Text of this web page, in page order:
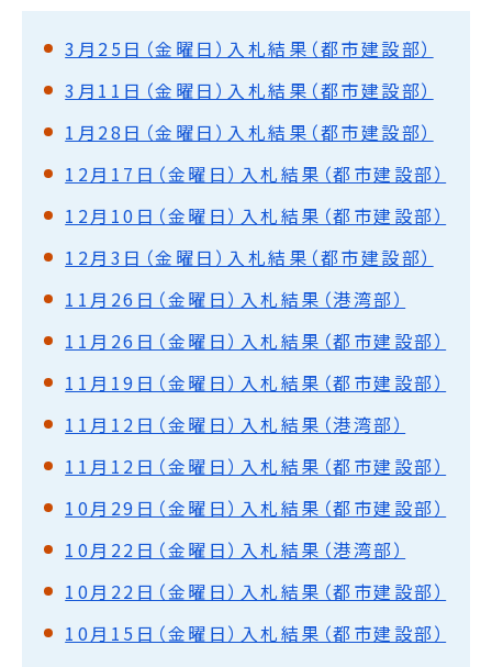
3月25日（金曜日）入札結果（都市建設部）
3月11日（金曜日）入札結果（都市建設部）
1月28日（金曜日）入札結果（都市建設部）
12月17日（金曜日）入札結果（都市建設部）
12月10日（金曜日）入札結果（都市建設部）
12月3日（金曜日）入札結果（都市建設部）
11月26日（金曜日）入札結果（港湾部）
11月26日（金曜日）入札結果（都市建設部）
11月19日（金曜日）入札結果（都市建設部）
11月12日（金曜日）入札結果（港湾部）
11月12日（金曜日）入札結果（都市建設部）
10月29日（金曜日）入札結果（都市建設部）
10月22日（金曜日）入札結果（港湾部）
10月22日（金曜日）入札結果（都市建設部）
10月15日（金曜日）入札結果（都市建設部）